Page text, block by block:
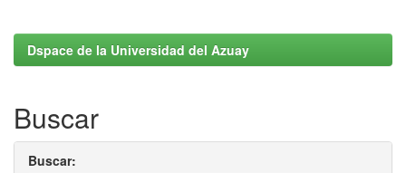
Dspace de la Universidad del Azuay
Buscar
Buscar: